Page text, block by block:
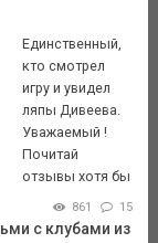
Единственный,
кто смотрел
игру и увидел
ляпы Дивеева.
Уважаемый !
Почитай
отзывы хотя бы
861 15
с клубами из